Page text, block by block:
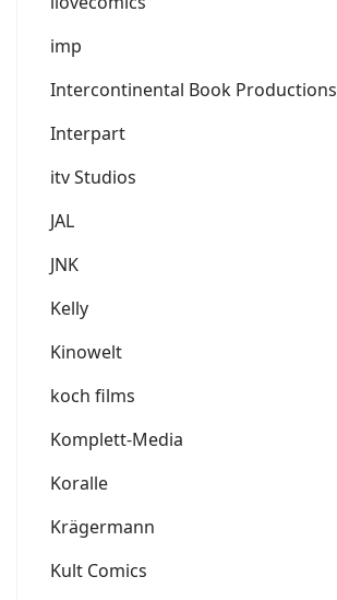
imp
Intercontinental Book Productions
Interpart
itv Studios
JAL
JNK
Kelly
Kinowelt
koch films
Komplett-Media
Koralle
Krägermann
Kult Comics